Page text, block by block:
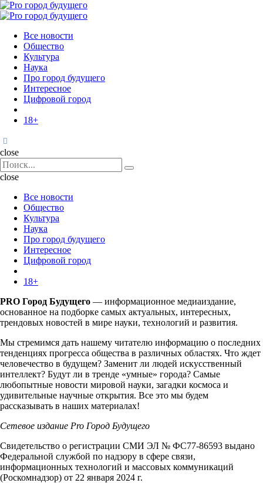
Menu
Поиск
Menu
Pro
Все новости
Общество
Культура
Наука
Про город будущего
Интересное
Цифровой город
18+
Поиск
close
Search
for:
Поиск
close
Все новости
Общество
Культура
Наука
Про город будущего
Интересное
Цифровой город
18+
PRO Город Будущего — информационное медиаиздание,
основанное на подборке самых актуальных, интересных,
трендовых новостей в мире науки, технологий и развития.
Мы стремимся дать нашему читателю информацию о последних
тенденциях прогресса общества в различных областях. Что ждет
человечество в будущем? Заменит ли людей искусственный
интеллект? Будут ли в тренде «умные» города? Самые
любопытные новости мировой науки, загадки космоса и
удивительные научные открытия. Все это мы будем
рассказывать в наших материалах!
Сетевое издание Pro Город Будущего
Свидетельство о регистрации СМИ ЭЛ № ФС77-86593 выдано
Федеральной службой по надзору в сфере связи,
информационных технологий и массовых коммуникаций
(Роскомнадзор) от 22 января 2024 г.